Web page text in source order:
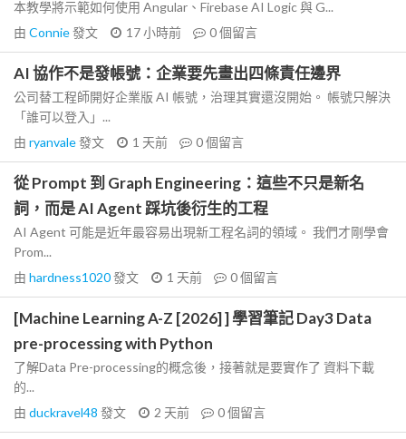
本教學將示範如何使用 Angular、Firebase AI Logic 與 G...
由 Connie發文 17 小時前 0個留言
AI 協作不是發帳號：企業要先畫出四條責任邊界
公司替工程師開好企業版 AI 帳號，治理其實還沒開始。 帳號只解決
「誰可以登入」...
由 ryanvale發文 1 天前 0個留言
從 Prompt 到 Graph Engineering：這些不只是新名
詞，而是 AI Agent 踩坑後衍生的工程
AI Agent 可能是近年最容易出現新工程名詞的領域。 我們才剛學會
Prom...
由 hardness1020發文 1 天前 0個留言
[Machine Learning A-Z [2026] ] 學習筆記 Day3 Data
pre-processing with Python
了解Data Pre-processing的概念後，接著就是要實作了 資料下載
的...
由 duckravel48 發文 2 天前 0個留言